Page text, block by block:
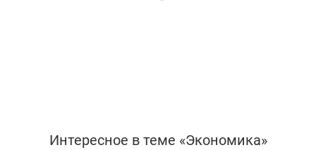
Интересное в теме «Экономика»